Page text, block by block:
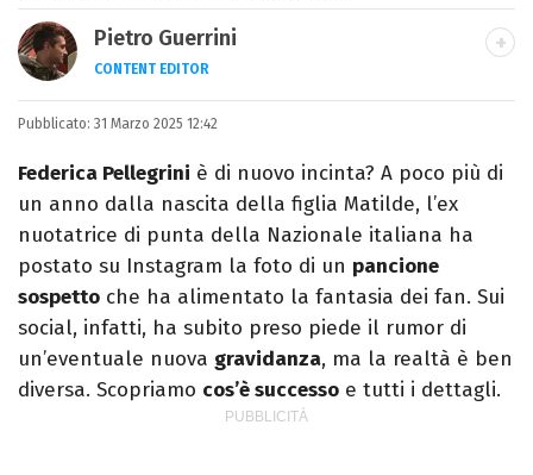
Pietro Guerrini
CONTENT EDITOR
Laurea in Lettere, smania di viaggi e
Pixar).
Pubblicato: 31 Marzo 2025 12:42
Federica Pellegrini è di nuovo incinta? A poco più di
un anno dalla nascita della figlia Matilde, l’ex
nuotatrice di punta della Nazionale italiana ha
postato su Instagram la foto di un pancione
sospetto che ha alimentato la fantasia dei fan. Sui
social, infatti, ha subito preso piede il rumor di
un’eventuale nuova gravidanza, ma la realtà è ben
diversa. Scopriamo cos’è successo e tutti i dettagli.